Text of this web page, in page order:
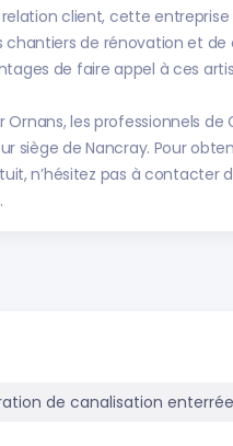
client, cette
chantiers de rénovation et
de faire appel à ces
les professionnels de
siège de Nancray. Pour
n’hésitez pas à contacter
de canalisation enterrée